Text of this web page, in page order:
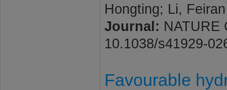
Hongting; Li, Feiran
Journal: NATURE
10.1038/s41929-
Favourable